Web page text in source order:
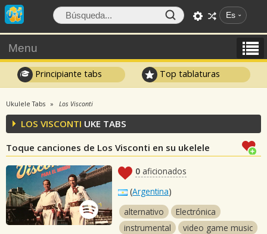
Es
Menu
Principiante tabs Top tablaturas
Ukulele Tabs Los Visconti
LOS VISCONTI UKE TABS
Toque canciones de Los Visconti en su ukelele
0 aficionados
(Argentina)
alternativo
Electrónica
instrumental
video game music